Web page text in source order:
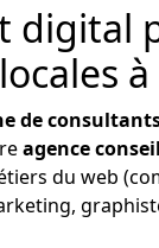
digital
à
de
agence
du web